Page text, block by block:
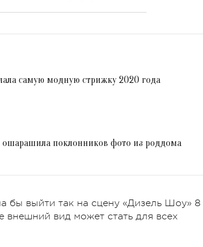
самую модную стрижку 2020 года
ошарашила поклонников фото из роддома
бы выйти так на сцену «Дизель Шоу» 8
внешний вид может стать для всех